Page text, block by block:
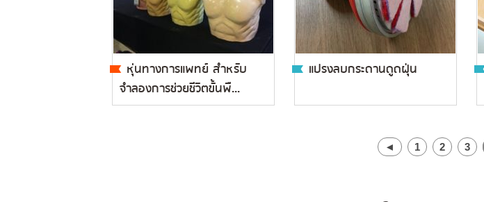
หุ่นทางการแพทย์ สำหรับ
จำลองการช่วยชีวิตขั้นพื...
แปรงลบกระดานดูดฝุ่น
◄ 1 2 3